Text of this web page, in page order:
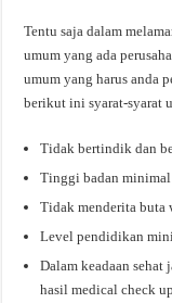
Tentu saja dalam
umum yang ada
umum yang harus anda
berikut ini syarat-syarat
Tidak bertindik dan
Tinggi badan
Tidak menderita buta
Level pendidikan
Dalam keadaan
hasil medical check